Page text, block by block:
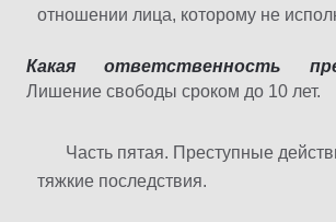
отношении лица, которому не
Какая ответственность
Лишение свободы сроком до 10 лет.
Часть пятая. Преступные
тяжкие последствия.